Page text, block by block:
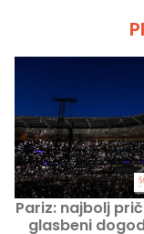
Pariz: najbolj
glasbeni